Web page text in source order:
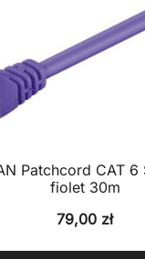
Patchcord CAT 6
fiolet 30m
79,00 zł